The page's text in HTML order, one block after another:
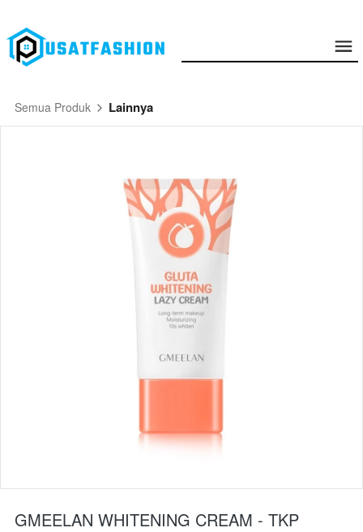
Semua Produk Lainnya
GMEELAN WHITENING CREAM - TKP